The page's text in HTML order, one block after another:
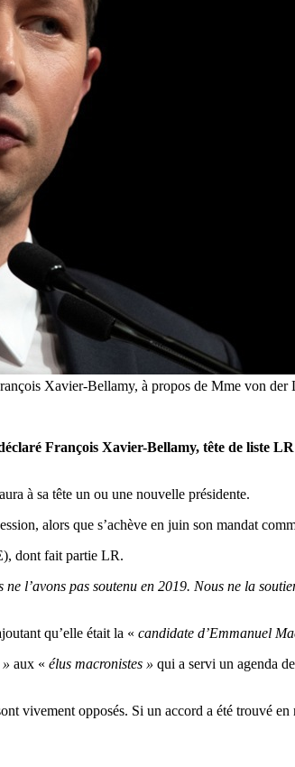
Xavier-Bellamy, à propos de Mme von
François Xavier-Bellamy, tête de liste
à sa tête un ou une nouvelle présidente.
alors que s’achève en juin son mandat
dont fait partie LR.
ne l’avons pas soutenu en 2019. Nous ne la
qu’elle était la « candidate d’Emmanuel
aux « élus macronistes » qui a servi un agenda
vivement opposés. Si un accord a été trouvé